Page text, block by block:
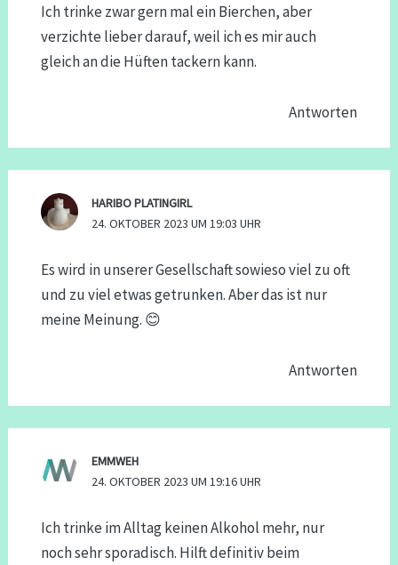
Ich trinke zwar gern mal ein Bierchen, aber
verzichte lieber darauf, weil ich es mir auch
gleich an die Hüften tackern kann.
Antworten
HARIBO PLATINGIRL
24. OKTOBER 2023 UM 19:03 UHR
Es wird in unserer Gesellschaft sowieso viel zu oft
und zu viel etwas getrunken. Aber das ist nur
meine Meinung. 😊
Antworten
EMMWEH
24. OKTOBER 2023 UM 19:16 UHR
Ich trinke im Alltag keinen Alkohol mehr, nur
noch sehr sporadisch. Hilft definitiv beim